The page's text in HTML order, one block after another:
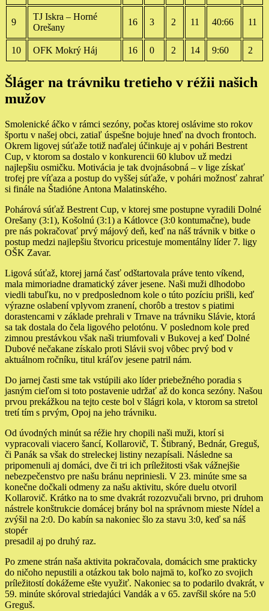
9
TJ Iskra – Horné
Orešany
16 3 2 11 40:66 11
10 OFK Mokrý Háj 16 0 2 14 9:60 2
Šláger na trávniku tretieho v réžii našich
mužov
Smolenické áčko v rámci sezóny, počas ktorej oslávime sto rokov
športu v našej obci, zatiaľ úspešne bojuje hneď na dvoch frontoch.
Okrem ligovej súťaže totiž naďalej účinkuje aj v pohári Bestrent
Cup, v ktorom sa dostalo v konkurencii 60 klubov už medzi
najlepšiu osmičku. Motivácia je tak dvojnásobná – v lige získať
trofej pre víťaza a postup do vyššej súťaže, v pohári možnosť zahrať
si finále na Štadióne Antona Malatinského.
Pohárová súťaž Bestrent Cup, v ktorej sme postupne vyradili Dolné
Orešany (3:1), Košolnú (3:1) a Kátlovce (3:0 kontumačne), bude
pre nás pokračovať prvý májový deň, keď na náš trávnik v bitke o
postup medzi najlepšiu štvoricu pricestuje momentálny líder 7. ligy
OŠK Zavar.
Ligová súťaž, ktorej jarná časť odštartovala práve tento víkend,
mala mimoriadne dramatický záver jesene. Naši muži dlhodobo
viedli tabuľku, no v predposlednom kole o túto pozíciu prišli, keď
výrazne oslabení vplyvom zranení, chorôb a trestov s piatimi
dorastencami v základe prehrali v Trnave na trávniku Slávie, ktorá
sa tak dostala do čela ligového pelotónu. V poslednom kole pred
zimnou prestávkou však naši triumfovali v Bukovej a keď Dolné
Dubové nečakane získalo proti Slávii svoj vôbec prvý bod v
aktuálnom ročníku, titul kráľov jesene patril nám.
Do jarnej časti sme tak vstúpili ako líder priebežného poradia s
jasným cieľom si toto postavenie udržať až do konca sezóny. Našou
prvou prekážkou na tejto ceste bol v šlágri kola, v ktorom sa stretol
tretí tím s prvým, Opoj na jeho trávniku.
Od úvodných minút sa réžie hry chopili naši muži, ktorí si
vypracovali viacero šancí, Kollarovič, T. Štibraný, Bednár, Greguš,
či Panák sa však do streleckej listiny nezapísali. Následne sa
pripomenuli aj domáci, dve či tri ich príležitosti však vážnejšie
nebezpečenstvo pre našu bránu nepriniesli. V 23. minúte sme sa
konečne dočkali odmeny za našu aktivitu, skóre duelu otvoril
Kollarovič. Krátko na to sme dvakrát rozozvučali brvno, pri druhom
nástrele konštrukcie domácej brány bol na správnom mieste Nídel a
zvýšil na 2:0. Do kabín sa nakoniec šlo za stavu 3:0, keď sa náš
stopér
presadil aj po druhý raz.
Po zmene strán naša aktivita pokračovala, domácich sme prakticky
do ničoho nepustili a otázkou tak bolo najmä to, koľko zo svojich
príležitostí dokážeme ešte využiť. Nakoniec sa to podarilo dvakrát, v
59. minúte skóroval striedajúci Vandák a v 65. zavŕšil skóre na 5:0
Greguš.